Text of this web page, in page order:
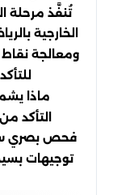
تُنفَّذ مرحلة
الخارجية
ومعالجة نقاط
ماذا
التأكد
فحص بصري
توجيهات